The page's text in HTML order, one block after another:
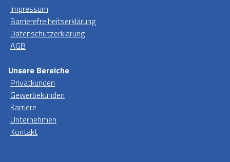
Impressum
Barrierefreiheitserklärung
Datenschutzerklärung
AGB
Unsere Bereiche
Privatkunden
Gewerbekunden
Karriere
Unternehmen
Kontakt